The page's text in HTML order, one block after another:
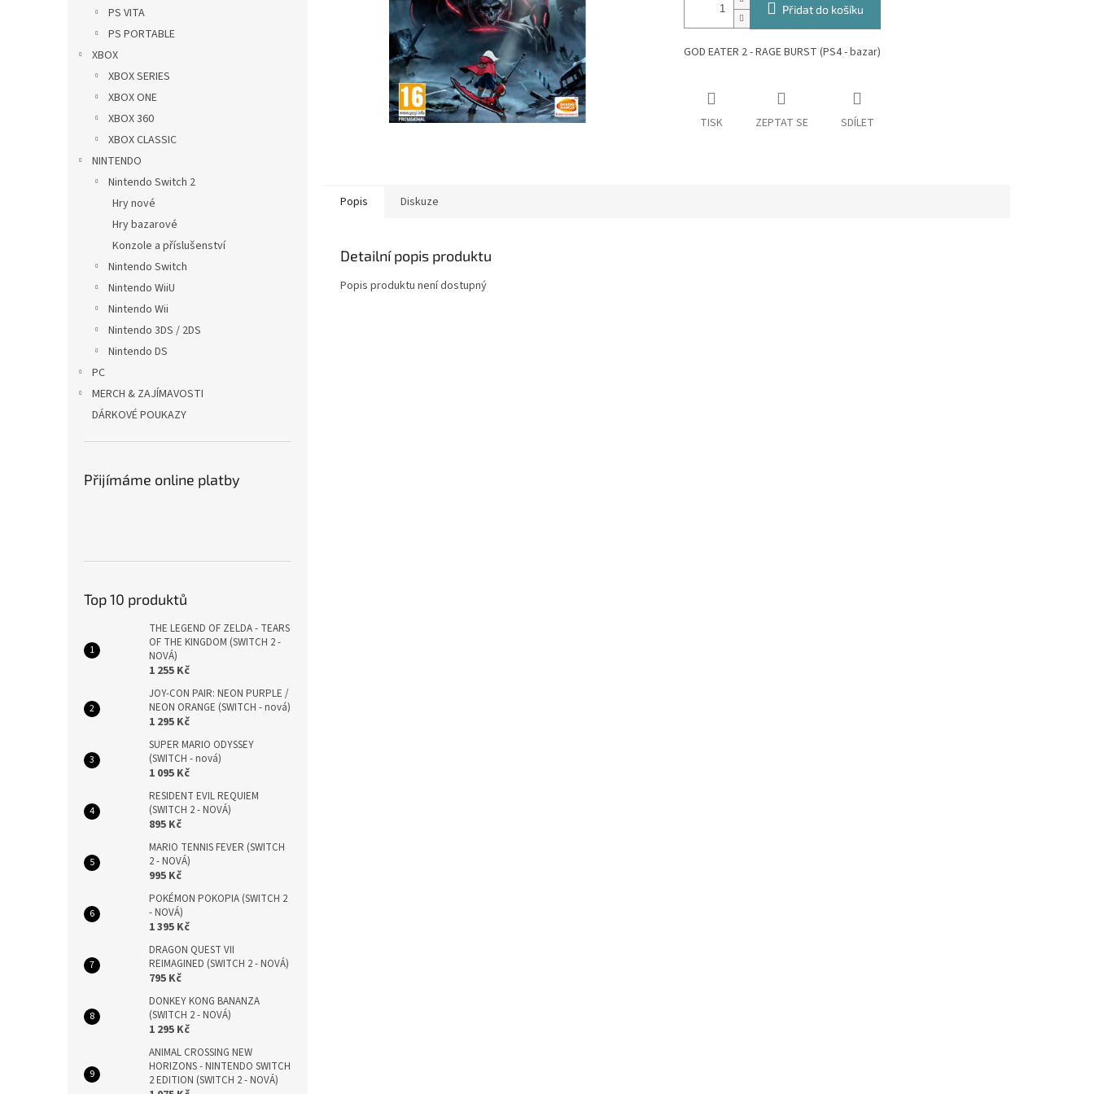
PS VITA
PS PORTABLE
XBOX
XBOX SERIES
XBOX ONE
XBOX 360
XBOX CLASSIC
NINTENDO
Nintendo Switch 2
Hry nové
Hry bazarové
Konzole a příslušenství
Nintendo Switch
Nintendo WiiU
Nintendo Wii
Nintendo 3DS / 2DS
Nintendo DS
PC
MERCH & ZAJÍMAVOSTI
DÁRKOVÉ POUKAZY
Přijímáme online platby
Top 10 produktů
THE LEGEND OF ZELDA - TEARS
OF THE KINGDOM (SWITCH 2 -
NOVÁ)
1 255 Kč
JOY-CON PAIR: NEON PURPLE /
NEON ORANGE (SWITCH - nová)
1 295 Kč
SUPER MARIO ODYSSEY
(SWITCH - nová)
1 095 Kč
RESIDENT EVIL REQUIEM
(SWITCH 2 - NOVÁ)
895 Kč
MARIO TENNIS FEVER (SWITCH
2 - NOVÁ)
995 Kč
POKÉMON POKOPIA (SWITCH 2
- NOVÁ)
1 395 Kč
DRAGON QUEST VII
REIMAGINED (SWITCH 2 - NOVÁ)
795 Kč
DONKEY KONG BANANZA
(SWITCH 2 - NOVÁ)
1 295 Kč
ANIMAL CROSSING NEW
HORIZONS - NINTENDO SWITCH
2 EDITION (SWITCH 2 - NOVÁ)
Přidat do košíku
GOD EATER 2 - RAGE BURST (PS4 - bazar)
TISK ZEPTAT SE SDÍLET
Popis Diskuze
Detailní popis produktu
Popis produktu není dostupný